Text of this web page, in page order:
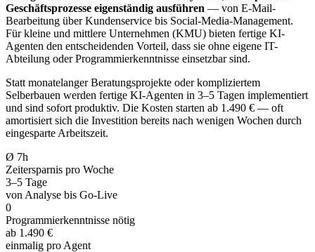
Geschäftsprozesse eigenständig ausführen — von E-Mail-
Bearbeitung über Kundenservice bis Social-Media-Management.
Für kleine und mittlere Unternehmen (KMU) bieten fertige KI-
Agenten den entscheidenden Vorteil, dass sie ohne eigene IT-
Abteilung oder Programmierkenntnisse einsetzbar sind.
Statt monatelanger Beratungsprojekte oder kompliziertem
Selberbauen werden fertige KI-Agenten in 3–5 Tagen implementiert
und sind sofort produktiv. Die Kosten starten ab 1.490 € — oft
amortisiert sich die Investition bereits nach wenigen Wochen durch
eingesparte Arbeitszeit.
Ø 7h
Zeitersparnis pro Woche
3–5 Tage
von Analyse bis Go-Live
0
Programmierkenntnisse nötig
ab 1.490 €
einmalig pro Agent